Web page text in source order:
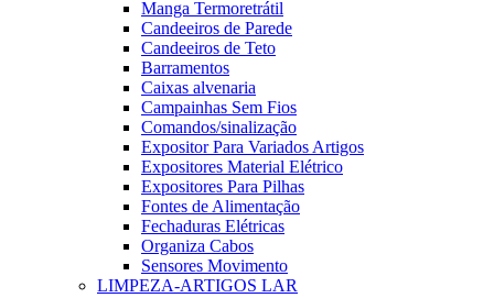
Manga Termoretrátil
Candeeiros de Parede
Candeeiros de Teto
Barramentos
Caixas alvenaria
Campainhas Sem Fios
Comandos/sinalização
Expositor Para Variados Artigos
Expositores Material Elétrico
Expositores Para Pilhas
Fontes de Alimentação
Fechaduras Elétricas
Organiza Cabos
Sensores Movimento
LIMPEZA-ARTIGOS LAR